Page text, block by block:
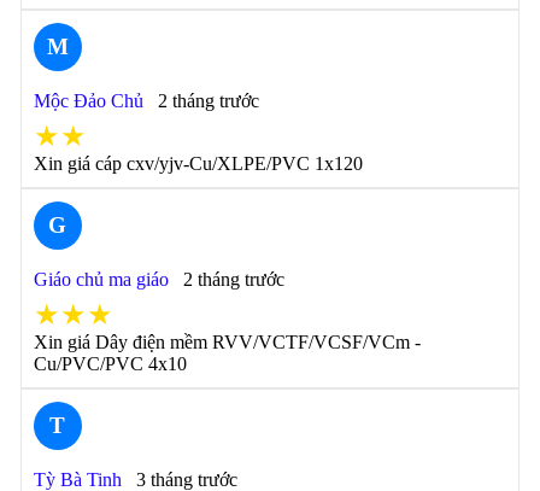
M
Mộc Đảo Chủ 2 tháng trước
★★
Xin giá cáp cxv/yjv-Cu/XLPE/PVC 1x120
G
Giáo chủ ma giáo 2 tháng trước
★★★
Xin giá Dây điện mềm RVV/VCTF/VCSF/VCm -
Cu/PVC/PVC 4x10
T
Tỳ Bà Tinh 3 tháng trước